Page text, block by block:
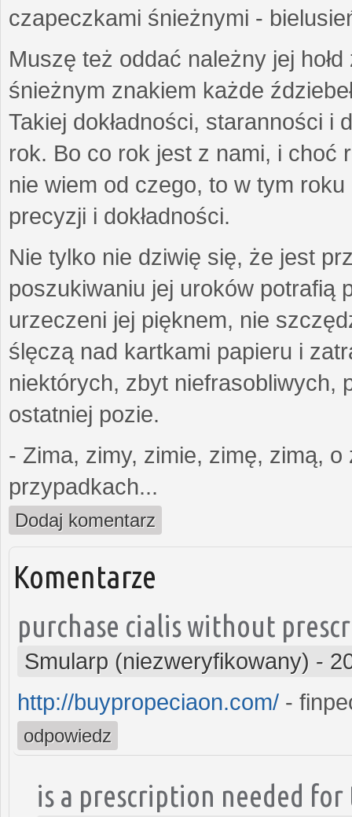
czapeczkami śnieżnymi -
Muszę też oddać należny jej
śnieżnym znakiem każde
Takiej dokładności, staranności
rok. Bo co rok jest z nami, i choć
nie wiem od czego, to w tym
precyzji i dokładności.
Nie tylko nie dziwię się, że jest
poszukiwaniu jej uroków potrafią
urzeczeni jej pięknem, nie
ślęczą nad kartkami papieru i
niektórych, zbyt niefrasobliwych,
ostatniej pozie.
- Zima, zimy, zimie, zimę, zimą,
przypadkach...
Dodaj komentarz
Komentarze
purchase cialis without
Smularp (niezweryfikowany) -
http://buypropeciaon.com/ -
odpowiedz
is a prescription needed